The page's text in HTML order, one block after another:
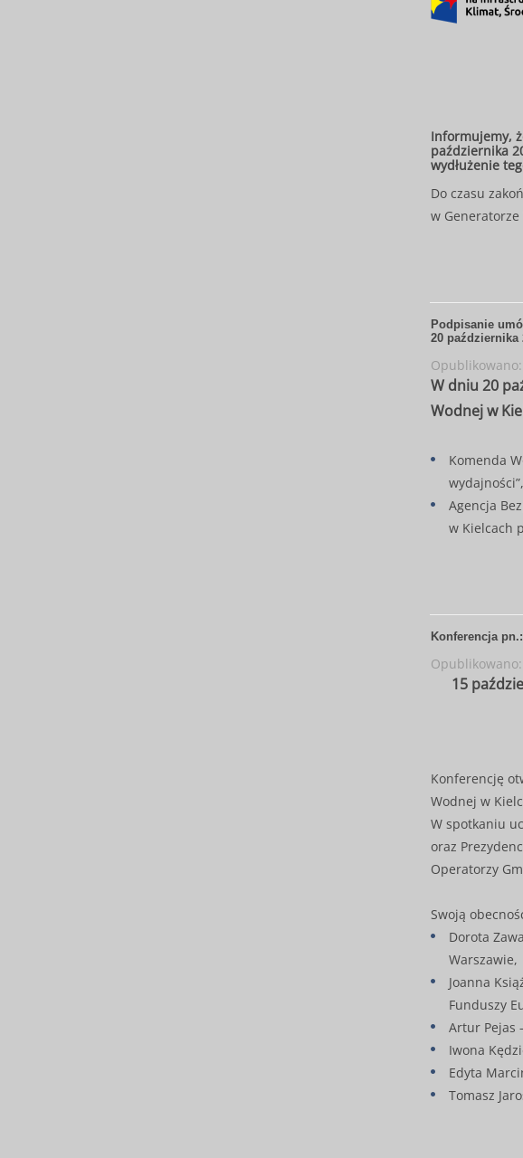
Informujemy,
października
wydłużenie
Do czasu
w
Podpisanie
20 października
W dniu 20
Wodnej w
Komenda
Agencja
w Kielcach
Konferencja
15
Konferencję
Wodnej w
W spotkaniu
oraz
Operatorzy
Swoją
Dorota
Warszawie,
Joanna
Funduszy
Artur Pejas
Iwona
Edyta
Tomasz